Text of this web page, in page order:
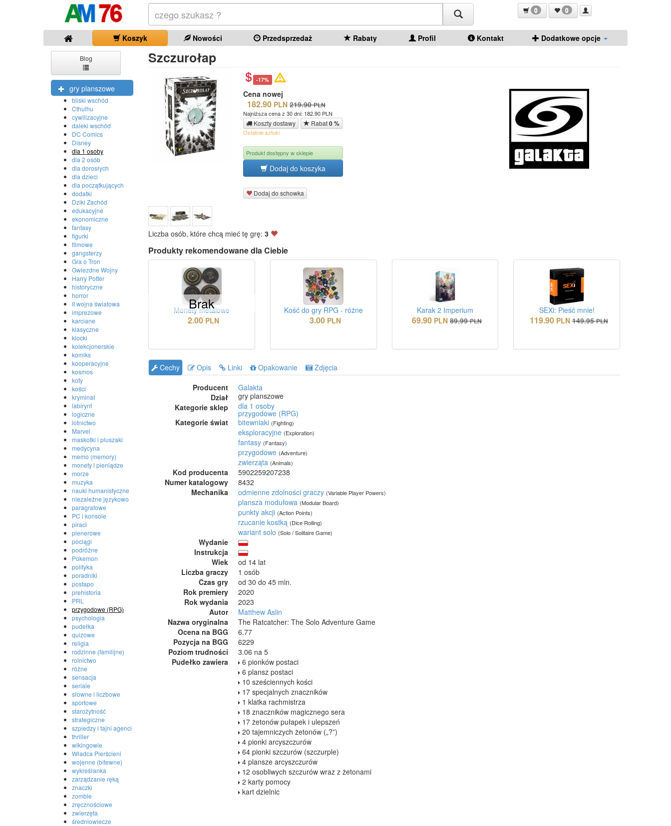
0 0
Koszyk Nowości Przedsprzedaż Rabaty Profil Kontakt Dodatkowe opcje
Blog
gry planszowe
bliski wschód
Cthulhu
cywilizacyjne
daleki wschód
DC Comics
Disney
dla 1 osoby
dla 2 osób
dla dorosłych
dla dzieci
dla początkujących
dodatki
Dziki Zachód
edukacyjne
ekonomiczne
fantasy
figurki
filmowe
gangsterzy
Gra o Tron
Gwiezdne Wojny
Harry Potter
historyczne
horror
II wojna światowa
imprezowe
karciane
klasyczne
klocki
kolekcjonerskie
komiks
kooperacyjne
kosmos
koty
kości
kryminał
labirynt
logiczne
lotnictwo
Marvel
maskotki i pluszaki
medycyna
memo (memory)
monety i pieniądze
morze
muzyka
nauki humanistyczne
niezależne językowo
paragrafowe
PC i konsole
piraci
plenerowe
pociągi
podróżne
Pokemon
polityka
poradniki
postapo
prehistoria
PRL
przygodowe (RPG)
psychologia
pudełka
quizowe
religia
rodzinne (familijne)
rolnictwo
różne
sensacja
seriale
słowne i liczbowe
sportowe
starożytność
strategiczne
szpiedzy i tajni agenci
thriller
wikingowie
Władca Pierścieni
wojenne (bitewne)
wykreśłanka
zarządzanie ręką
znaczki
zombie
zręcznościowe
zwierzęta
średniowiecze
Szczurołap
-17%
Cena nowej
182.90 PLN 219.90 PLN
Najniższa cena z 30 dni: 182.90 PLN
Koszty dostawy Rabat0 %
Ostatnie sztuki
Produkt dostępny w sklepie
Dodaj do koszyka
Dodaj do schowka
Liczba osób, które chcą mieć tę grę: 3
Produkty rekomendowane dla Ciebie
Brak
Monety metalowe
2.00 PLN
Kość do gry RPG - różne
3.00 PLN
Karak 2 Imperium
69.90 PLN 89.99 PLN
SEXi: Pieść mnie!
119.90 PLN 149.95 PLN
Cechy Opis Linki Opakowanie
Zdjęcia
Producent
Galakta
Dział
gry planszowe
Kategorie sklep
dla 1 osoby
przygodowe (RPG)
Kategorie świat
bitewniaki (Fighting)
eksploracyjne (Exploration)
fantasy (Fantasy)
przygodowe (Adventure)
zwierząta (Animals)
Kod producenta
5902259207238
Numer katalogowy
8432
Mechanika
odmienne zdolności graczy (Variable Player Powers)
plansza modułowa (Modular Board)
punkty akcji (Action Points)
rzucanie kostką (Dice Rolling)
wariant solo (Solo / Solitaire Game)
Wydanie
Instrukcja
Wiek
od 14 lat
Liczba graczy
1 osób
Czas gry
od 30 do 45 min.
Rok premiery
2020
Rok wydania
2023
Autor
Matthew Aslin
Nazwa oryginalna
The Ratcatcher: The Solo Adventure Game
Ocena na BGG
6.77
Pozycja na BGG
6229
Poziom trudności
3.06 na 5
Pudełko zawiera
6 pionków postaci
6 plansz postaci
10 sześciennych kości
17 specjalnych znaczników
1 klatka rachmistrza
18 znaczników magicznego sera
17 żetonów pułapek i ulepszeń
20 tajemniczych żetonów („?”)
4 pionki arcyszczurów
64 pionki szczurów (szczurple)
4 plansze arcyszczurów
12 osobliwych szczurów wraz z żetonami
2 karty pomocy
kart dzielnic